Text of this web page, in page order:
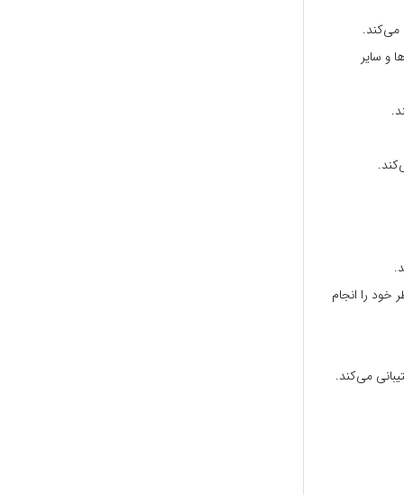
می‌کند.
و سایر
خود را انجام